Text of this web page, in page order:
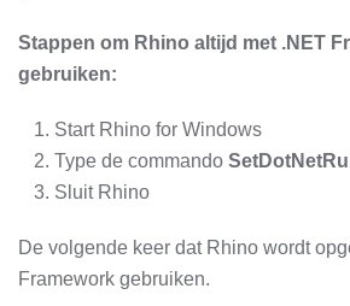
Stappen om Rhino altijd met .NET
gebruiken:
Start Rhino for Windows
Type de commando
Sluit Rhino
De volgende keer dat Rhino wordt
Framework gebruiken.